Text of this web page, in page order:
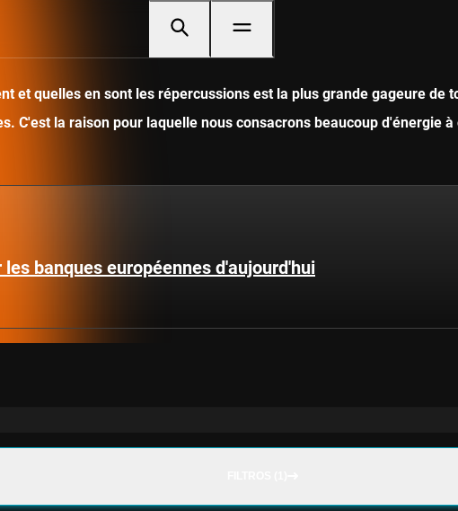
et quelles en sont les répercussions est la plus grande gageure de
C'est la raison pour laquelle nous consacrons beaucoup d'énergie
banques européennes d'aujourd'hui